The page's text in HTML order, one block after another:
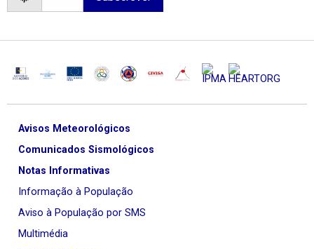
Avisos Meteorológicos
Comunicados Sismológicos
Notas Informativas
Informação à População
Aviso à População por SMS
Multimédia